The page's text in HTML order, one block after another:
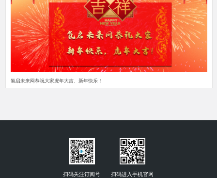
氢启未来网恭祝大家虎年大吉、新年快乐！
扫码关注订阅号 扫码进入手机官网